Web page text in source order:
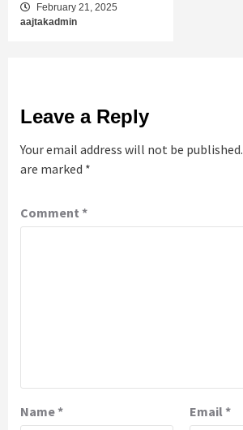
February 21, 2025
aajtakadmin
Leave a Reply
Your email address will not be published.
are marked *
Comment *
Name* Email *